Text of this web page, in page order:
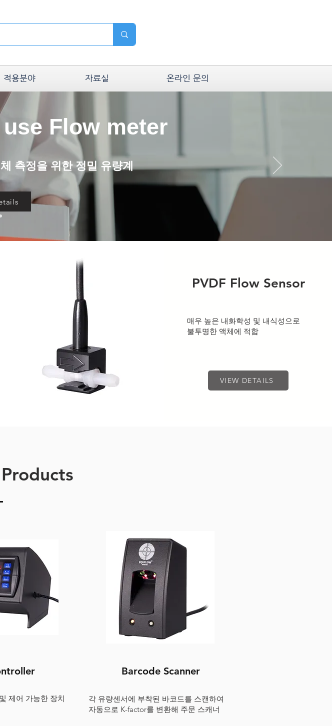
적용분야 자료실 온라인 문의
Flow meter
측정을 위한 정밀 유량계
PVDF Flow Sensor
매우 높은 내화학성 및 내식성으로
불투명한 액체에 적합
VIEW DETAILS
Products
제어 가능한 장치
Barcode Scanner
각 유량센서에 부착된 바코드를 스캔하여
자동으로 K-factor를 변환해 주문 스캐너